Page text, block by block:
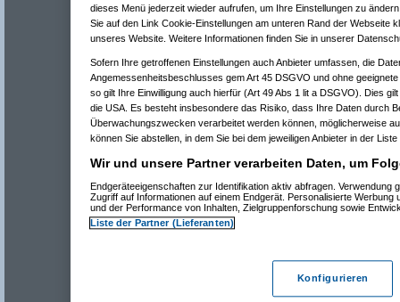
dieses Menü jederzeit wieder aufrufen, um Ihre Einstellungen zu
Sie auf den Link Cookie-Einstellungen am unteren Rand der Webseite
unseres Website. Weitere Informationen finden Sie in unserer
Sofern Ihre getroffenen Einstellungen auch Anbieter umfassen, die
Angemessenheitsbeschlusses gem Art 45 DSGVO und ohne
so gilt Ihre Einwilligung auch hierfür (Art 49 Abs 1 lit a DSGVO). Dies
die USA. Es besteht insbesondere das Risiko, dass Ihre Daten durch
Überwachungszwecken verarbeitet werden können, möglicherweise
können Sie abstellen, in dem Sie bei dem jeweiligen Anbieter in der
Wir und unsere Partner verarbeiten Daten, um
Endgeräteeigenschaften zur Identifikation aktiv abfragen. Verwendung
Zugriff auf Informationen auf einem Endgerät. Personalisierte Werbung
und der Performance von Inhalten, Zielgruppenforschung sowie
Liste der Partner (Lieferanten)
Konfigurieren